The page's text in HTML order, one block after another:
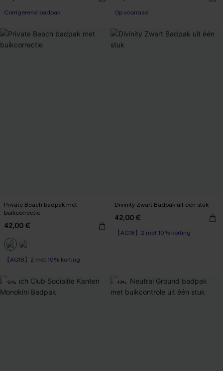
Corrigerend badpak
Op voorraad
Private Beach badpak met
buikcorrectie
42,00 €
【AG18】2 met 10% korting
Op voorraad
Divinity Zwart Badpak uit één stuk
42,00 €
【AG18】2 met 10% korting
Op voorraad
-12% -12%